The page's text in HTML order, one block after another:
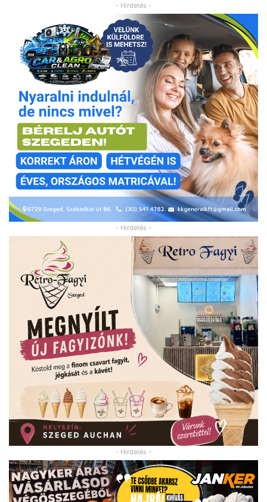
- Hirdetés -
- Hirdetés -
- Hirdetés -